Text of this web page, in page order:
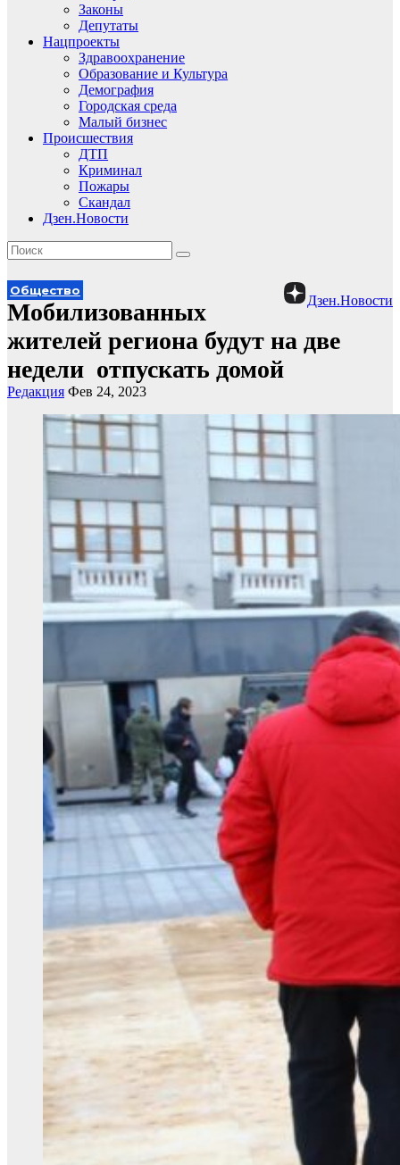
Законы
Депутаты
Нацпроекты
Здравоохранение
Образование и Культура
Демография
Городская среда
Малый бизнес
Происшествия
ДТП
Криминал
Пожары
Скандал
Дзен.Новости
Дзен.Новости
Общество
Мобилизованных
жителей региона будут на две
недели отпускать домой
Редакция Фев 24, 2023